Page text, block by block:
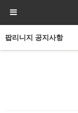
팝리니지 공지사항